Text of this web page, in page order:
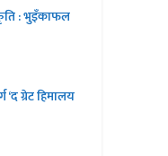
: भुइँकाफल
‘द ग्रेट हिमालय